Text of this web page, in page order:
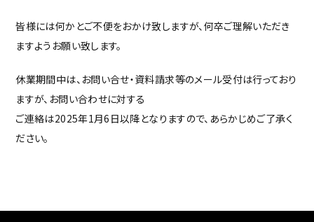
皆様には何かとご不便をおかけ致しますが、何卒ご理解いただき
ますようお願い致します。
休業期間中は、お問い合せ・資料請求等のメール受付は行っており
ますが、お問い合わせに対する
ご連絡は2025年1月6日以降となりますので、あらかじめご了承く
ださい。